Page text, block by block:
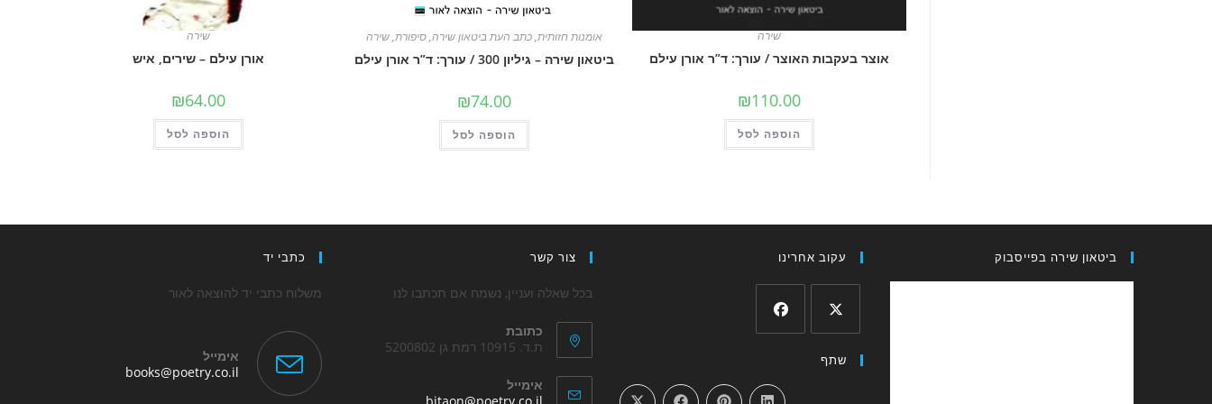
שירה
אוצר בעקבות האוצר / עורך: ד”ר אורן עילם
₪110.00
הוספה לסל
אומנות חזותית,כתב העת ביטאון שירה,סיפורת,שירה
ביטאון שירה – גיליון 300 / עורך: ד”ר אורן עילם
₪74.00
הוספה לסל
שירה
אורן עילם – שירים, איש
₪64.00
הוספה לסל
ביטאון שירה בפייסבוק עקוב אחרינו
in
שתף
צור קשר
בכל שאלה ועניין, נשמח אם תכתבו לנו
כתובת
ת.ד. 10915 רמת גן 5200802
אימייל
כתבי יד
משלוח כתבי יד להוצאה לאור
אימייל
books@poetry.co.il